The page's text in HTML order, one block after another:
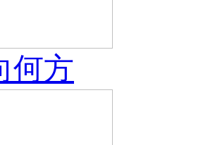
何方